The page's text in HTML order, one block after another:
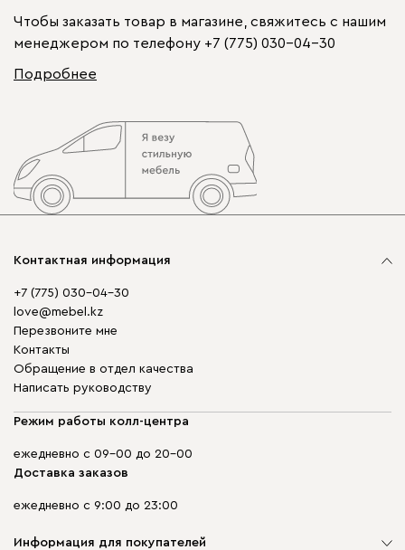
Чтобы заказать товар в магазине, свяжитесь с нашим
менеджером по телефону +7 (775) 030-04-30
Подробнее
Контактная информация
+7 (775) 030-04-30
love@mebel.kz
Перезвоните мне
Контакты
Обращение в отдел качества
Написать руководству
Режим работы колл-центра
ежедневно с 09-00 до 20-00
Доставка заказов
ежедневно с 9:00 до 23:00
Информация для покупателей